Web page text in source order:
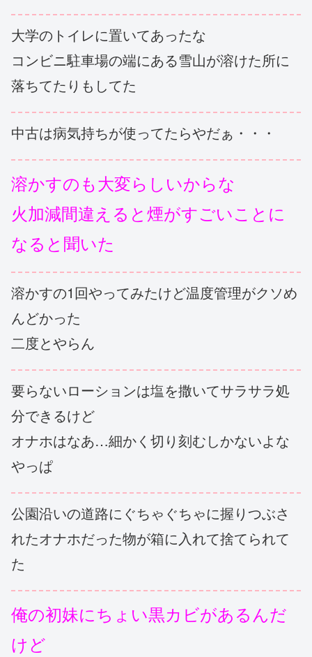
大学のトイレに置いてあったな
コンビニ駐車場の端にある雪山が溶けた所に
落ちてたりもしてた
中古は病気持ちが使ってたらやだぁ・・・
溶かすのも大変らしいからな
火加減間違えると煙がすごいことに
なると聞いた
溶かすの1回やってみたけど温度管理がクソめ
んどかった
二度とやらん
要らないローションは塩を撒いてサラサラ処
分できるけど
オナホはなあ…細かく切り刻むしかないよな
やっぱ
公園沿いの道路にぐちゃぐちゃに握りつぶさ
れたオナホだった物が箱に入れて捨てられて
た
俺の初妹にちょい黒カビがあるんだ
けど